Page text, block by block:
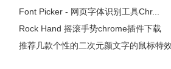
Font Picker - 网页字体识别工具Chr...
Rock Hand 摇滚手势chrome插件下载
推荐几款个性的二次元颜文字的鼠标特